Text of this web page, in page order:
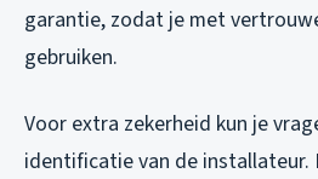
garantie, zodat je met
gebruiken.
Voor extra zekerheid kun je
identificatie van de installateur.